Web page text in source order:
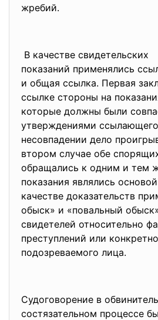
жребий.
В качестве свидетельских
показаний применялись
и общая ссылка. Первая
ссылке стороны на
которые должны были
утверждениями
несовпадении дело
втором случае обе
обращались к одним и тем
показания являлись
качестве доказательств
обыск» и «повальный
свидетелей относительно
преступлений или
подозреваемого лица.
Судоговорение в
состязательном процессе